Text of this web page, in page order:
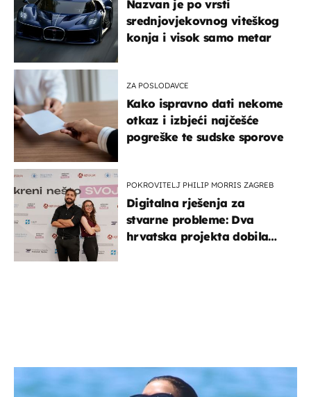
Nazvan je po vrsti
srednjovjekovnog viteškog
konja i visok samo metar
ZA POSLODAVCE
Kako ispravno dati nekome
otkaz i izbjeći najčešće
pogreške te sudske sporove
POKROVITELJ PHILIP MORRIS ZAGREB
Digitalna rješenja za
stvarne probleme: Dva
hrvatska projekta dobila